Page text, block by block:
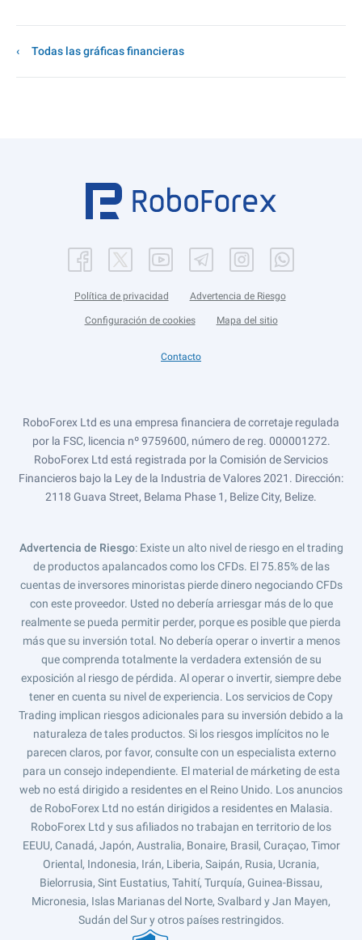
Todas las gráficas financieras
Política de privacidad Advertencia de Riesgo
Configuración de cookies Mapa del sitio
Contacto
RoboForex Ltd es una empresa financiera de corretaje regulada
por la FSC, licencia nº 9759600, número de reg. 000001272.
RoboForex Ltd está registrada por la Comisión de Servicios
Financieros bajo la Ley de la Industria de Valores 2021. Dirección:
2118 Guava Street, Belama Phase 1, Belize City, Belize.
Advertencia de Riesgo: Existe un alto nivel de riesgo en el trading
de productos apalancados como los CFDs. El 75.85% de las
cuentas de inversores minoristas pierde dinero negociando CFDs
con este proveedor. Usted no debería arriesgar más de lo que
realmente se pueda permitir perder, porque es posible que pierda
más que su inversión total. No debería operar o invertir a menos
que comprenda totalmente la verdadera extensión de su
exposición al riesgo de pérdida. Al operar o invertir, siempre debe
tener en cuenta su nivel de experiencia. Los servicios de Copy
Trading implican riesgos adicionales para su inversión debido a la
naturaleza de tales productos. Si los riesgos implícitos no le
parecen claros, por favor, consulte con un especialista externo
para un consejo independiente. El material de márketing de esta
web no está dirigido a residentes en el Reino Unido. Los anuncios
de RoboForex Ltd no están dirigidos a residentes en Malasia.
RoboForex Ltd y sus afiliados no trabajan en territorio de los
EEUU, Canadá, Japón, Australia, Bonaire, Brasil, Curaçao, Timor
Oriental, Indonesia, Irán, Liberia, Saipán, Rusia, Ucrania,
Bielorrusia, Sint Eustatius, Tahití, Turquía, Guinea-Bissau,
Micronesia, Islas Marianas del Norte, Svalbard y Jan Mayen,
Sudán del Sur y otros países restringidos.